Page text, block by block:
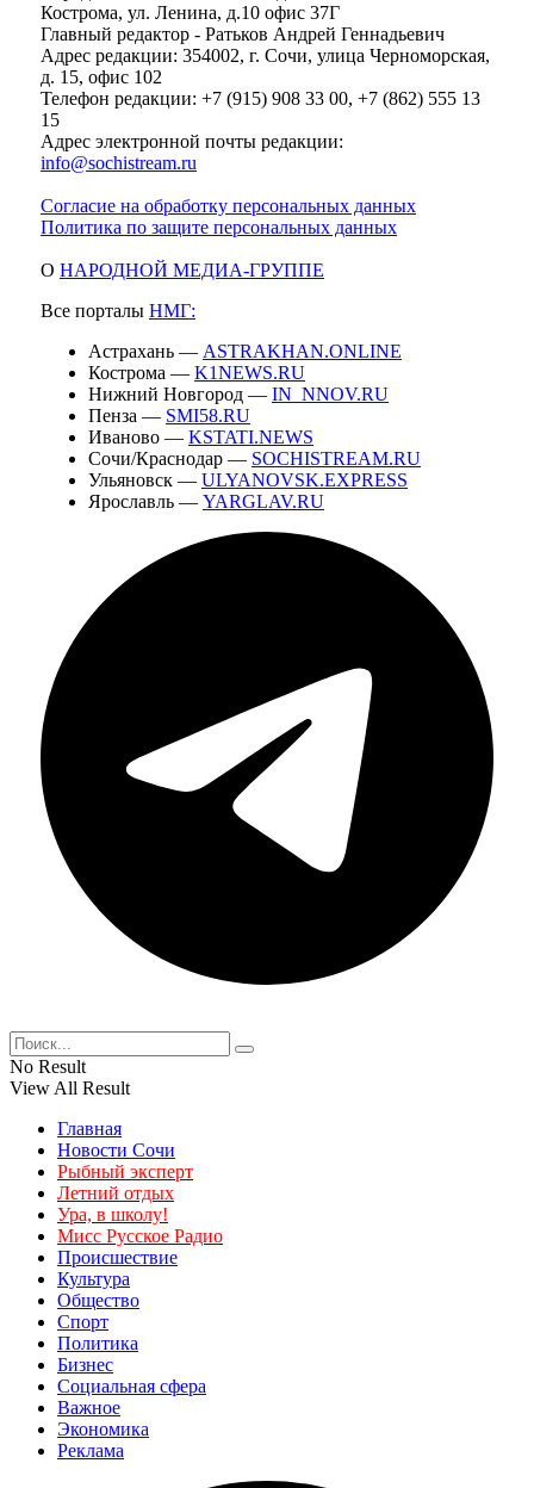
Кострома, ул. Ленина, д.10 офис 37Г
Главный редактор - Ратьков Андрей Геннадьевич
Адрес редакции: 354002, г. Сочи, улица Черноморская,
д. 15, офис 102
Телефон редакции: +7 (915) 908 33 00, +7 (862) 555 13
15
Адрес электронной почты редакции:
info@sochistream.ru
Согласие на обработку персональных данных
Политика по защите персональных данных
О НАРОДНОЙ МЕДИА-ГРУППЕ
Все порталы НМГ:
Астрахань — ASTRAKHAN.ONLINE
Кострома — K1NEWS.RU
Нижний Новгород — IN_NNOV.RU
Пенза — SMI58.RU
Иваново — KSTATI.NEWS
Сочи/Краснодар — SOCHISTREAM.RU
Ульяновск — ULYANOVSK.EXPRESS
Ярославль — YARGLAV.RU
No Result
View All Result
Главная
Новости Сочи
Рыбный эксперт
Летний отдых
Ура, в школу!
Мисс Русское Радио
Происшествие
Культура
Общество
Спорт
Политика
Бизнес
Социальная сфера
Важное
Экономика
Реклама